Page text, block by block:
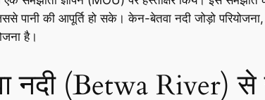
पानी की आपूर्ति हो सके। केन-बेतवा नदी जोड़ो
है।
नदी (Betwa River) से